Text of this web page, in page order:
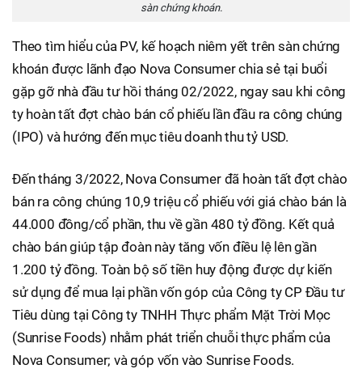
sàn chứng khoán.
Theo tìm hiểu của PV, kế hoạch niêm yết trên sàn chứng
khoán được lãnh đạo Nova Consumer chia sẻ tại buổi
gặp gỡ nhà đầu tư hồi tháng 02/2022, ngay sau khi công
ty hoàn tất đợt chào bán cổ phiếu lần đầu ra công chúng
(IPO) và hướng đến mục tiêu doanh thu tỷ USD.
Đến tháng 3/2022, Nova Consumer đã hoàn tất đợt chào
bán ra công chúng 10,9 triệu cổ phiếu với giá chào bán là
44.000 đồng/cổ phần, thu về gần 480 tỷ đồng. Kết quả
chào bán giúp tập đoàn này tăng vốn điều lệ lên gần
1.200 tỷ đồng. Toàn bộ số tiền huy động được dự kiến
sử dụng để mua lại phần vốn góp của Công ty CP Đầu tư
Tiêu dùng tại Công ty TNHH Thực phẩm Mặt Trời Mọc
(Sunrise Foods) nhằm phát triển chuỗi thực phẩm của
Nova Consumer; và góp vốn vào Sunrise Foods.